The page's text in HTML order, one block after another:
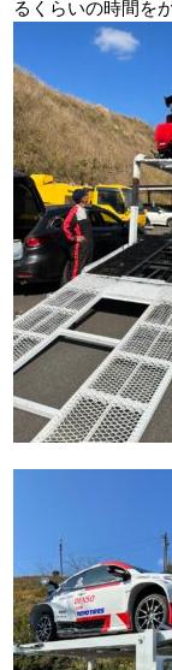
るくらいの時間を